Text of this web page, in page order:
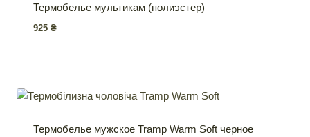
Термобелье мультикам (полиэстер)
925 ₴
Термобелье мужское Tramp Warm Soft черное